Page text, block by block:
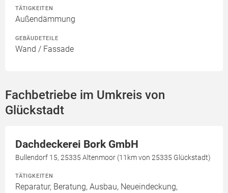
TÄTIGKEITEN
Außendämmung
GEBÄUDETEILE
Wand / Fassade
Fachbetriebe im Umkreis von
Glückstadt
Dachdeckerei Bork GmbH
Bullendorf 15, 25335 Altenmoor (11km von 25335 Glückstadt)
TÄTIGKEITEN
Reparatur, Beratung, Ausbau, Neueindeckung,